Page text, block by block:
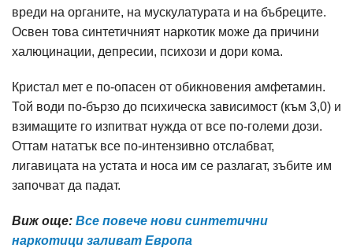
вреди на органите, на мускулатурата и на бъбреците.
Освен това синтетичният наркотик може да причини
халюцинации, депресии, психози и дори кома.
Кристал мет е по-опасен от обикновения амфетамин.
Той води по-бързо до психическа зависимост (към 3,0) и
взимащите го изпитват нужда от все по-големи дози.
Оттам нататък все по-интензивно отслабват,
лигавицата на устата и носа им се разлагат, зъбите им
започват да падат.
Виж още: Все повече нови синтетични
наркотици заливат Европа